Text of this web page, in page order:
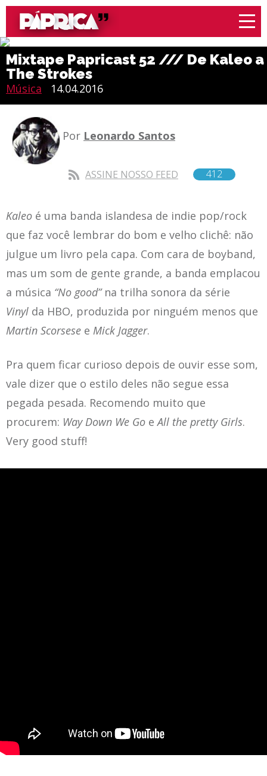
Mixtape Papricast 52 /// De Kaleo a
The Strokes
Música 14.04.2016
Por Leonardo Santos
ASSINE NOSSO FEED 412
Kaleo é uma banda islandesa de indie pop/rock
que faz você lembrar do bom e velho clichê: não
julgue um livro pela capa. Com cara de boyband,
mas um som de gente grande, a banda emplacou
a música “No good”na trilha sonora da série
Vinyl da HBO, produzida por ninguém menos que
Martin Scorsese e Mick Jagger.
Pra quem ficar curioso depois de ouvir esse som,
vale dizer que o estilo deles não segue essa
pegada pesada. Recomendo muito que
procurem: Way Down We Go eAll the pretty Girls.
Very good stuff!